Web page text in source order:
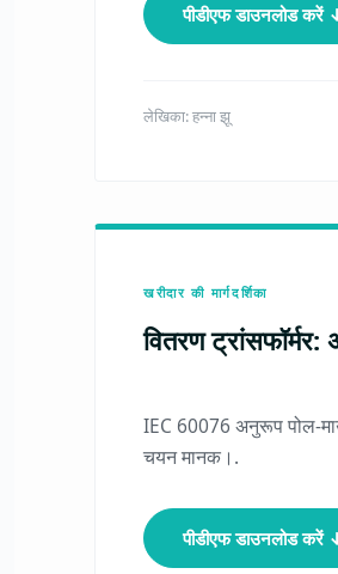
पीडीएफ डाउनलोड करें
लेखिका: हन्ना झू
खरीदार की मार्गदर्शिका
वितरण ट्रांसफॉर्मर:
IEC 60076 अनुरूप पोल-
चयन मानक।.
पीडीएफ डाउनलोड करें